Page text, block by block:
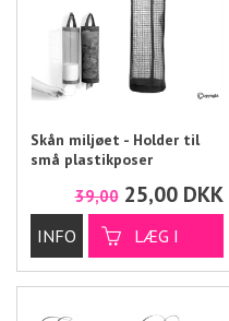
Skån miljøet - Holder til
små plastikposer
39,00 25,00 DKK